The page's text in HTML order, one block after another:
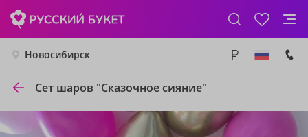
Новосибирск
Сет шаров "Сказочное сияние"